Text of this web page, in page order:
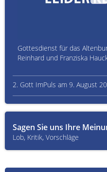
Gottesdienst für das
Reinhard und Franziska
2. Gott ImPuls am 9. August
Sagen Sie uns Ihre
Lob, Kritik, Vorschläge